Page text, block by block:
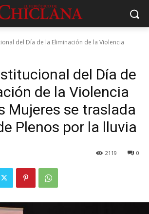
del Día de la Eliminación de la Violencia
del Día de
de la Violencia
Mujeres se traslada
Plenos por la lluvia
0
2119